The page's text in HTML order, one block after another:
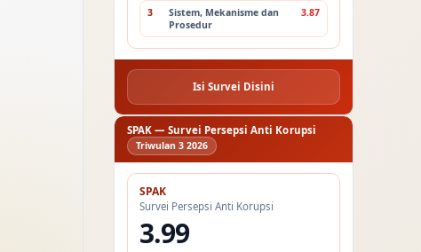
3
Sistem, Mekanisme dan
Prosedur
3.87
Isi Survei Disini
SPAK — Survei Persepsi Anti Korupsi
Triwulan 3 2026
SPAK
Survei Persepsi Anti Korupsi
3.99